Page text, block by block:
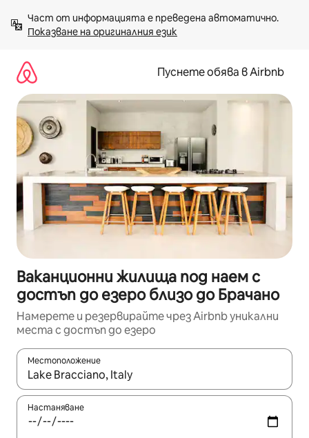
към
съдържанието
Показване на оригиналния език
Пуснете обява в Airbnb
Ваканционни жилища под наем с
достъп до езеро близо до Брачано
Намерете и резервирайте чрез Airbnb уникални
места с достъп до езеро
Местоположение
Когато резултатите се покажат, използвайте
Настаняване